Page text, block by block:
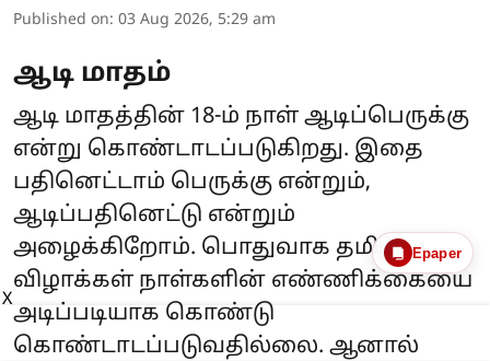
Published on: 03 Aug 2026, 5:29 am
ஆடி மாதம்
ஆடி மாதத்தின் 18-ம் நாள் ஆடிப்பெருக்கு
என்று கொண்டாடப்படுகிறது. இதை
பதினெட்டாம் பெருக்கு என்றும்,
ஆடிப்பதினெட்டு என்றும்
அழைக்கிறோம். பொதுவாக தமிழ்
விழாக்கள் நாள்களின் எண்ணிக்கையை
அடிப்படியாக கொண்டு
கொண்டாடப்படுவதில்லை. ஆனால்
Epaper
X